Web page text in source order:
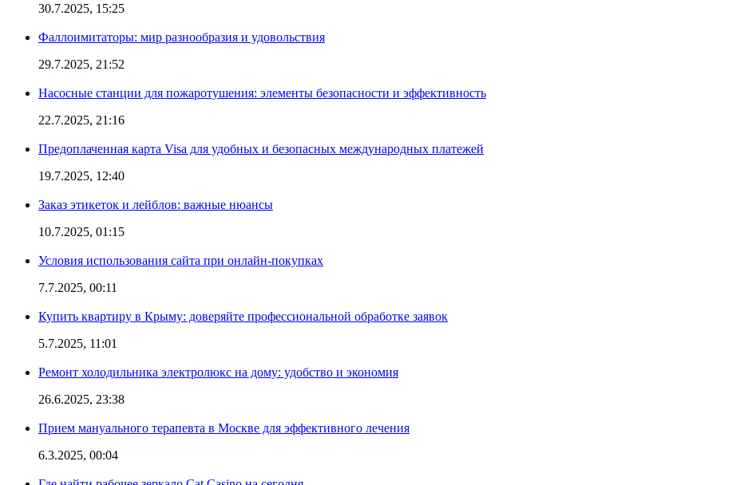
30.7.2025, 15:25
Фаллоимитаторы: мир разнообразия и удовольствия
29.7.2025, 21:52
Насосные станции для пожаротушения: элементы безопасности и эффективность
22.7.2025, 21:16
Предоплаченная карта Visa для удобных и безопасных международных платежей
19.7.2025, 12:40
Заказ этикеток и лейблов: важные нюансы
10.7.2025, 01:15
Условия использования сайта при онлайн-покупках
7.7.2025, 00:11
Купить квартиру в Крыму: доверяйте профессиональной обработке заявок
5.7.2025, 11:01
Ремонт холодильника электролюкс на дому: удобство и экономия
26.6.2025, 23:38
Прием мануального терапевта в Москве для эффективного лечения
6.3.2025, 00:04